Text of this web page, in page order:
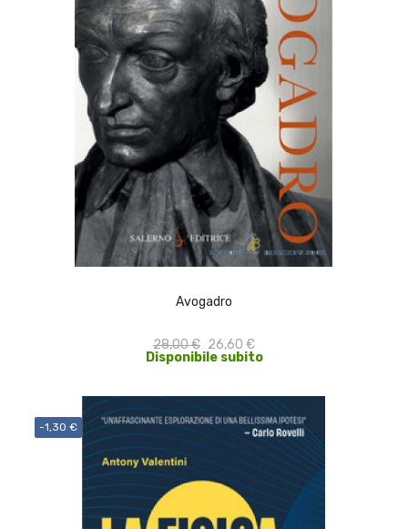
Avogadro
28,00 € 26,60 €
Disponibile subito
ACQUISTA
-1,30 €